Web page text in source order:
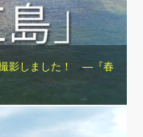
撮影しました！ ―『春